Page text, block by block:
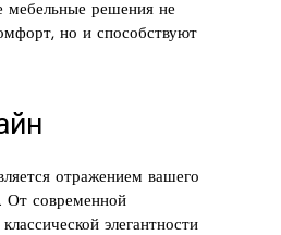
мебельные решения не
но и способствуют
отражением вашего
От современной
элегантности